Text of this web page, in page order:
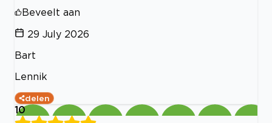
Beveelt aan
29 July 2026
Bart
Lennik
delen
10